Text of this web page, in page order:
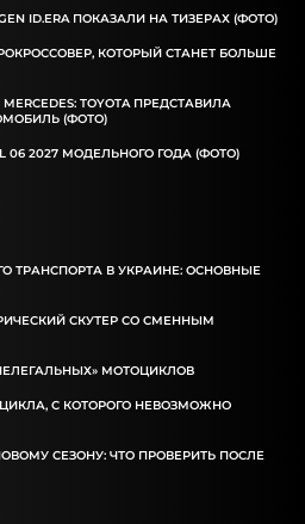
ID.ERA ПОКАЗАЛИ НА ТИЗЕРАХ (ФОТО)
КОТОРЫЙ СТАНЕТ БОЛЬШЕ
TOYOTA ПРЕДСТАВИЛА
(ФОТО)
06 2027 МОДЕЛЬНОГО ГОДА (ФОТО)
ТРАНСПОРТА В УКРАИНЕ: ОСНОВНЫЕ
СКУТЕР СО СМЕННЫМ
МОТОЦИКЛОВ
С КОТОРОГО НЕВОЗМОЖНО
СЕЗОНУ: ЧТО ПРОВЕРИТЬ ПОСЛЕ